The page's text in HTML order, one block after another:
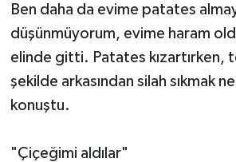
Ben daha da evime patates
düşünmüyorum, evime haram
elinde gitti. Patates kızartırken,
şekilde arkasından silah sıkmak
konuştu.
"Çiçeğimi aldılar"